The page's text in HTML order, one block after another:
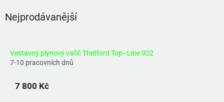
Nejprodávanější
Vestavný plynový vařič Thetford Top–Line 922
7-10 pracovních dnů
7 800 Kč